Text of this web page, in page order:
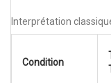
Interprétation
Condition